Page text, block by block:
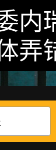
内
弄